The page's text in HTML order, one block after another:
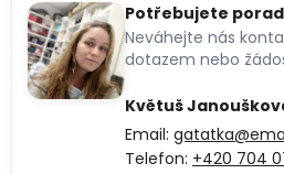
Potřebujete
Neváhejte nás
dotazem nebo
Květuš
Email:
Telefon: +420 704